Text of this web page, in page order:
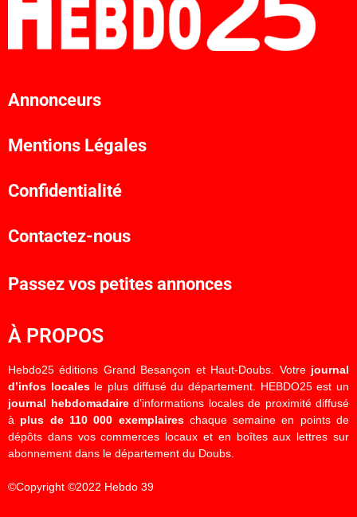
Annonceurs
Mentions Légales
Confidentialité
Contactez-nous
Passez vos petites annonces
À PROPOS
Hebdo25 éditions Grand Besançon et Haut-Doubs. Votre journal
d’infos localesle plus diffusé du département. HEBDO25 est un
journal hebdomadaired’informations locales de proximité diffusé
à plus de 110 000 exemplaireschaque semaine en points de
dépôts dans vos commerces locaux et en boîtes aux lettres sur
abonnement dans le département du Doubs.
©Copyright ©2022 Hebdo 39